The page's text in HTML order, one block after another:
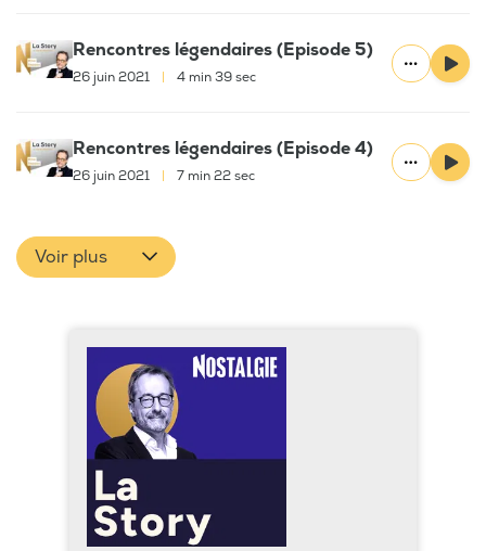
Rencontres légendaires (Episode 5)
26 juin 2021 4 min 39 sec
Rencontres légendaires (Episode 4)
26 juin 2021 7 min 22 sec
Voir plus